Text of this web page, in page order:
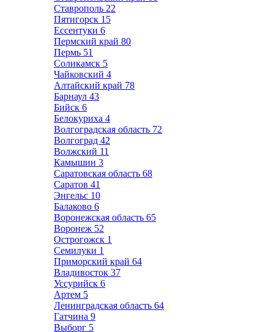
Ставрополь 22
Пятигорск 15
Ессентуки 6
Пермский край 80
Пермь 51
Соликамск 5
Чайковский 4
Алтайский край 78
Барнаул 43
Бийск 6
Белокуриха 4
Волгоградская область 72
Волгоград 42
Волжский 11
Камышин 3
Саратовская область 68
Саратов 41
Энгельс 10
Балаково 6
Воронежская область 65
Воронеж 52
Острогожск 1
Семилуки 1
Приморский край 64
Владивосток 37
Уссурийск 6
Артем 5
Ленинградская область 64
Гатчина 9
Выборг 5